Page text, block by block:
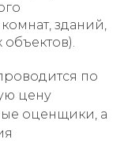
зданий,
по
цену
оценщики, а